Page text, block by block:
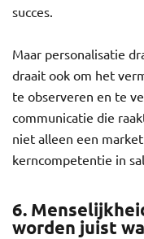
succes.
Maar personalisatie
draait ook om het
te observeren en te
communicatie die
niet alleen een
kerncompetentie in
6.
worden juist